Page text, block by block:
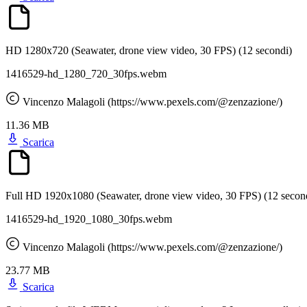
HD 1280x720 (Seawater, drone view video, 30 FPS) (12 secondi)
1416529-hd_1280_720_30fps.webm
Vincenzo Malagoli (https://www.pexels.com/@zenzazione/)
11.36 MB
Scarica
Full HD 1920x1080 (Seawater, drone view video, 30 FPS) (12
1416529-hd_1920_1080_30fps.webm
Vincenzo Malagoli (https://www.pexels.com/@zenzazione/)
23.77 MB
Scarica